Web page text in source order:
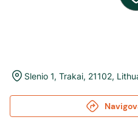
Slenio 1, Trakai, 21102,